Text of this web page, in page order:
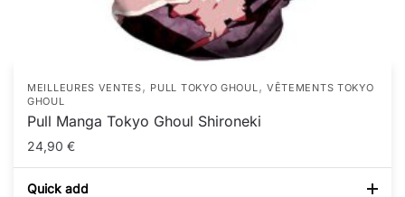
MEILLEURES VENTES, PULL TOKYO GHOUL, VÊTEMENTS TOKYO
GHOUL
Pull Manga Tokyo Ghoul Shironeki
24,90 €
Quick add